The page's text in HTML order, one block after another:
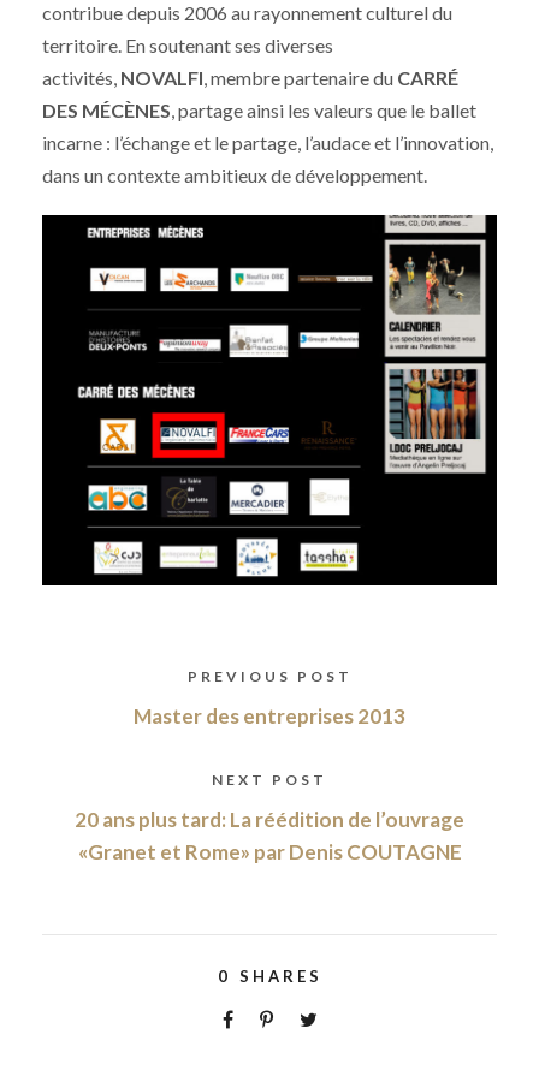
contribue depuis 2006 au rayonnement culturel du
territoire. En soutenant ses diverses
activités, NOVALFI, membre partenaire du CARRÉ
DES MÉCÈNES, partage ainsi les valeurs que le ballet
incarne : l’échange et le partage, l’audace et l’innovation,
dans un contexte ambitieux de développement.
PREVIOUS POST
Master des entreprises 2013
NEXT POST
20 ans plus tard: La réédition de l’ouvrage
«Granet et Rome» par Denis COUTAGNE
0 SHARES